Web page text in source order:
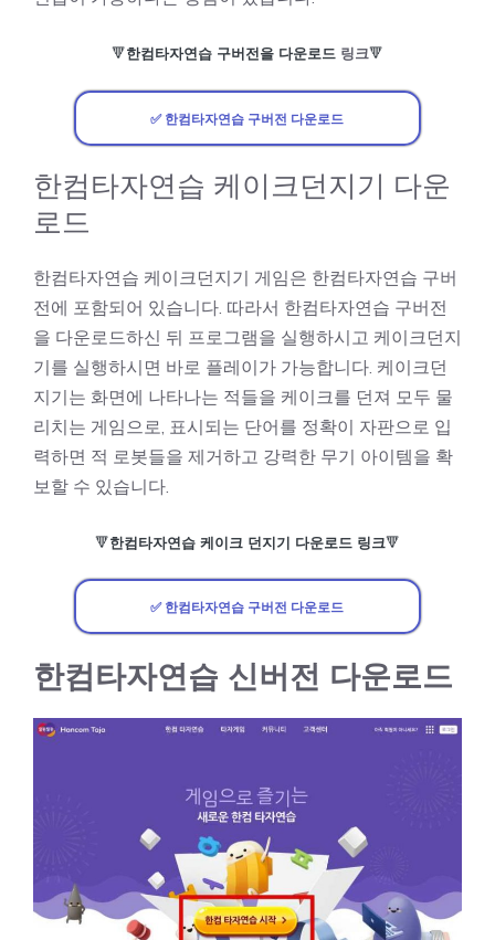
🔻한컴타자연습 구버전을 다운로드 링크🔻
✅ 한컴타자연습 구버전 다운로드
한컴타자연습 케이크던지기 다운
로드
한컴타자연습 케이크던지기 게임은 한컴타자연습 구버
전에 포함되어 있습니다. 따라서 한컴타자연습 구버전
을 다운로드하신 뒤 프로그램을 실행하시고 케이크던지
기를 실행하시면 바로 플레이가 가능합니다. 케이크던
지기는 화면에 나타나는 적들을 케이크를 던져 모두 물
리치는 게임으로, 표시되는 단어를 정확이 자판으로 입
력하면 적 로봇들을 제거하고 강력한 무기 아이템을 확
보할 수 있습니다.
🔻한컴타자연습 케이크 던지기 다운로드 링크🔻
✅ 한컴타자연습 구버전 다운로드
한컴타자연습 신버전 다운로드